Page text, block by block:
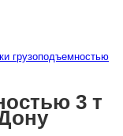
грузоподъемностью
3 т